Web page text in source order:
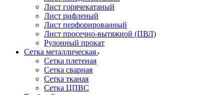
Лист горячекатаный
Лист рифленый
Лист перфорированный
Лист просечно-вытяжной (ПВЛ)
Рулонный прокат
Сетка металлическая
Сетка плетеная
Сетка сварная
Сетка тканая
Сетка ЦПВС